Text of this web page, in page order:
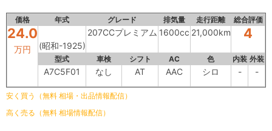
価格 年式 グレード 排気量 走行距離 総合評価
24.0
万円 (昭和-1925)
207CCプレミアム 1600cc 21,000km 4
型式 車検 シフト AC 色 内装 外装
A7C5F01 なし AT AAC シロ - -
安く買う（無料 相場・出品情報配信）
高く売る（無料 相場情報配信）